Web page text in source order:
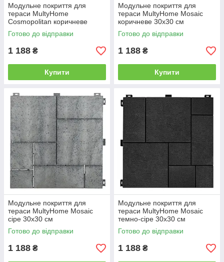
Модульне покриття для
тераси MultyHome
Cosmopolitan коричневе
30х30 см
Готово до відправки
1 188 ₴
Купити
Модульне покриття для
тераси MultyHome Mosaic
коричневе 30х30 см
Готово до відправки
1 188 ₴
Купити
Модульне покриття для
тераси MultyHome Mosaic
сіре 30х30 см
Готово до відправки
1 188 ₴
Модульне покриття для
тераси MultyHome Mosaic
темно-сіре 30х30 см
Готово до відправки
1 188 ₴